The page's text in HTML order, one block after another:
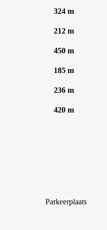
324 m
212 m
450 m
185 m
236 m
420 m
Parkeerplaats